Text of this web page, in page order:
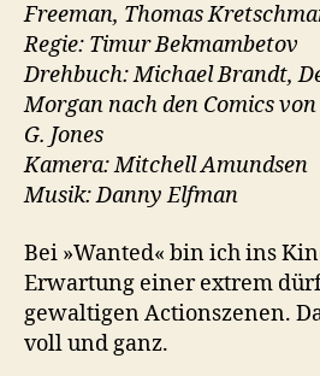
Freeman, Thomas
Regie: Timur Bekmambetov
Drehbuch: Michael Brandt,
Morgan nach den Comics
G. Jones
Kamera: Mitchell Amundsen
Musik: Danny Elfman
Bei »Wanted« bin ich ins
Erwartung einer extrem
gewaltigen Actionszenen.
voll und ganz.